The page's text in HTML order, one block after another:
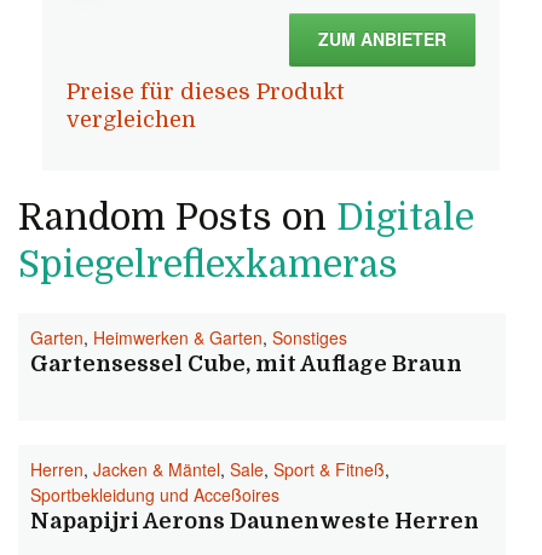
ZUM ANBIETER
Preise für dieses Produkt
vergleichen
Random Posts on Digitale
Spiegelreflexkameras
Garten, Heimwerken & Garten, Sonstiges
Gartensessel Cube, mit Auflage Braun
Herren, Jacken & Mäntel, Sale, Sport & Fitneß,
Sportbekleidung und Acceßoires
Napapijri Aerons Daunenweste Herren